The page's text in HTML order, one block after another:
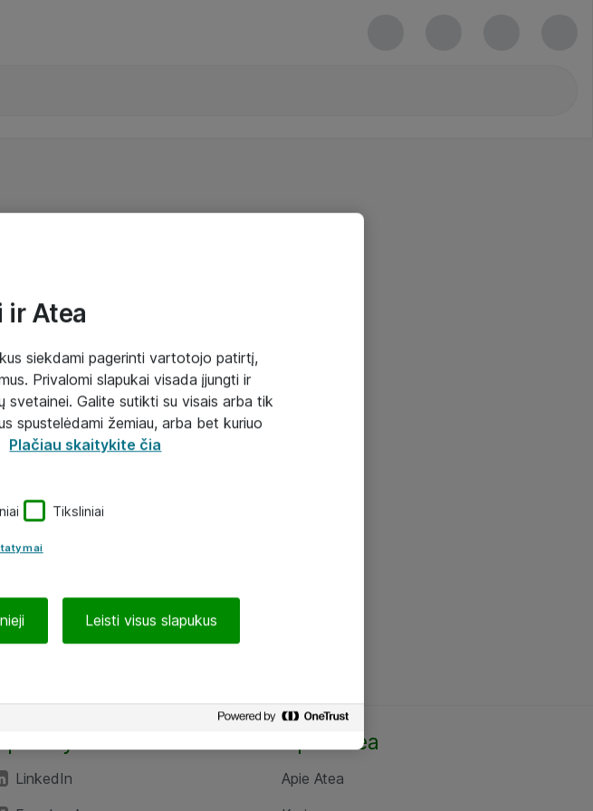
LinkedIn
Apie Atea
Apie Atea
ir Atea
siekdami pagerinti vartotojo patirtį,
Privalomi slapukai visada įjungti ir
svetainei. Galite sutikti su visais arba tik
spustelėdami žemiau, arba bet kuriuo
Plačiau skaitykite čia
Tiksliniai
Leisti visus slapukus